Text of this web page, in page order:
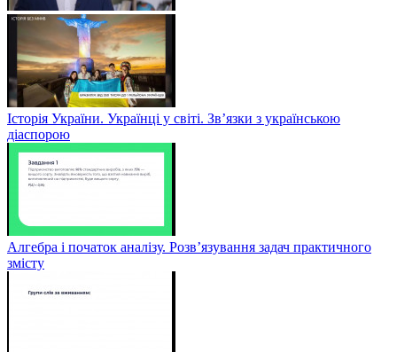
Історія України. Українці у світі. Зв’язки з українською
діаспорою
Алгебра і початок аналізу. Розв’язування задач практичного
змісту